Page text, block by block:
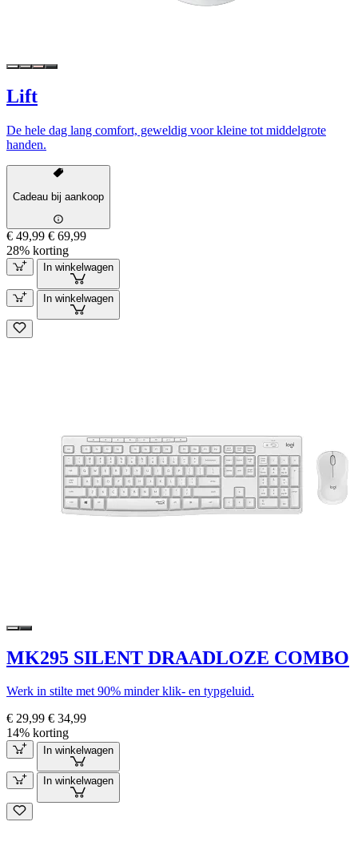
Lift
De hele dag lang comfort, geweldig voor kleine tot middelgrote
handen.
Cadeau bij aankoop
€ 49,99 € 69,99
28% korting
In winkelwagen
In winkelwagen
MK295 SILENT DRAADLOZE COMBO
Werk in stilte met 90% minder klik- en typgeluid.
€ 29,99 € 34,99
14% korting
In winkelwagen
In winkelwagen